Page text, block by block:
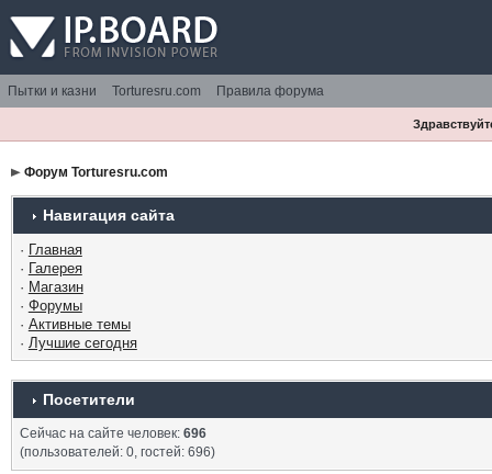
Пытки и казни Torturesru.com Правила форума
Форум Torturesru.com
Навигация сайта
· Главная
· Галерея
· Магазин
· Форумы
· Активные темы
· Лучшие сегодня
Посетители
Сейчас на сайте человек: 696
(пользователей: 0, гостей: 696)